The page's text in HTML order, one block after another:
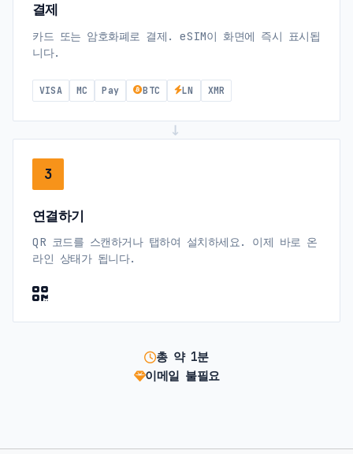
결제
카드 또는 암호화폐로 결제. eSIM이 화면에 즉시 표시됩
니다.
VISA MC Pay BTC LN XMR
3
연결하기
QR 코드를 스캔하거나 탭하여 설치하세요. 이제 바로 온
라인 상태가 됩니다.
총 약 1분
이메일 불필요